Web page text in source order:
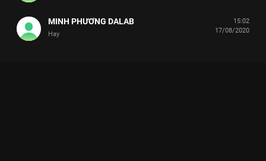
MINH PHƯƠNG DALAB
Hay
15:02
17/08/2020